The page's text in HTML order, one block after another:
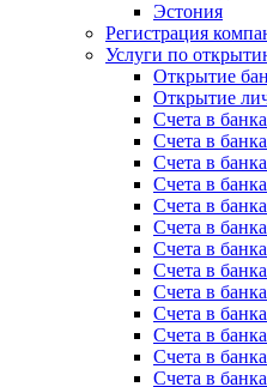
Эстония
Регистрация
Услуги по
Открытие
Открытие
Счета в
Счета в
Счета в
Счета в
Счета в
Счета в
Счета в
Счета в
Счета в
Счета в
Счета в
Счета в
Счета в